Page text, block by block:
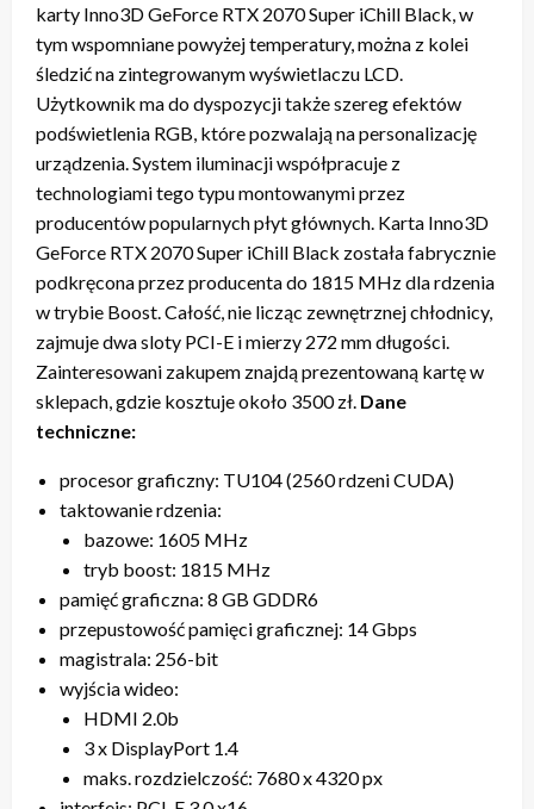
karty Inno3D GeForce RTX 2070 Super iChill Black, w
tym wspomniane powyżej temperatury, można z kolei
śledzić na zintegrowanym wyświetlaczu LCD.
Użytkownik ma do dyspozycji także szereg efektów
podświetlenia RGB, które pozwalają na personalizację
urządzenia. System iluminacji współpracuje z
technologiami tego typu montowanymi przez
producentów popularnych płyt głównych. Karta Inno3D
GeForce RTX 2070 Super iChill Black została fabrycznie
podkręcona przez producenta do 1815 MHz dla rdzenia
w trybie Boost. Całość, nie licząc zewnętrznej chłodnicy,
zajmuje dwa sloty PCI-E i mierzy 272 mm długości.
Zainteresowani zakupem znajdą prezentowaną kartę w
sklepach, gdzie kosztuje około 3500 zł. Dane
techniczne:
procesor graficzny: TU104 (2560 rdzeni CUDA)
taktowanie rdzenia:
bazowe: 1605 MHz
tryb boost: 1815 MHz
pamięć graficzna: 8 GB GDDR6
przepustowość pamięci graficznej: 14 Gbps
magistrala: 256-bit
wyjścia wideo:
HDMI 2.0b
3 x DisplayPort 1.4
maks. rozdzielczość: 7680 x 4320 px